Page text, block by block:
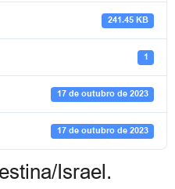
241.45 KB
1
17 de outubro de 2023
17 de outubro de 2023
Israel.